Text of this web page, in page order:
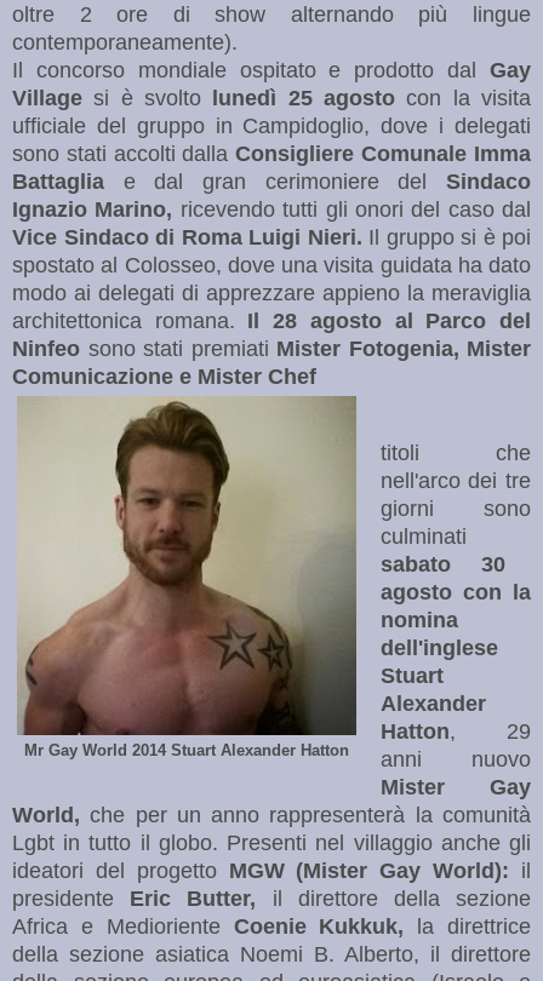
oltre 2 ore di show alternando più lingue
contemporaneamente).
Il concorso mondiale ospitato e prodotto dal Gay
Village si è svolto lunedì 25 agostocon la visita
ufficiale del gruppo in Campidoglio, dove i delegati
sono stati accolti dallaConsigliere Comunale Imma
Battaglia e dal gran cerimoniere del Sindaco
Ignazio Marino, ricevendo tutti gli onori del caso dal
Vice Sindaco di Roma Luigi Nieri. Il gruppo si è poi
spostato al Colosseo, dove una visita guidata ha dato
modo ai delegati di apprezzare appieno la meraviglia
architettonica romana. Il 28 agosto al Parco del
Ninfeo sono stati premiati Mister Fotogenia, Mister
Comunicazione e Mister Chef
Mr Gay World 2014 Stuart Alexander Hatton
titoli che
nell'arco dei tre
giorni sono
culminati
sabato 30
agosto con la
nomina
dell'inglese
Stuart
Alexander
Hatton, 29
anni nuovo
Mister Gay
World,che per un anno rappresenterà la comunità
Lgbt in tutto il globo. Presenti nel villaggio anche gli
ideatori del progetto MGW (Mister Gay World): il
presidente Eric Butter, il direttore della sezione
Africa e Medioriente Coenie Kukkuk, la direttrice
della sezione asiatica Noemi B. Alberto, il direttore